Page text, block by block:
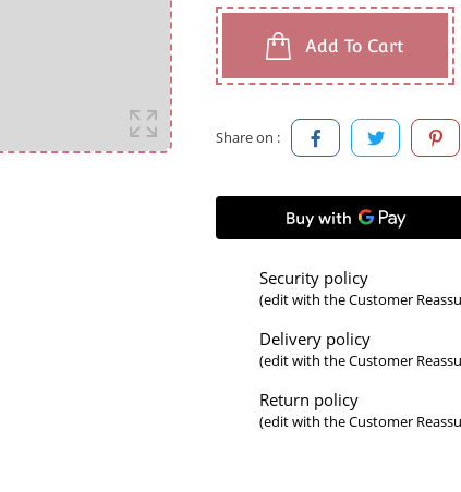
Add To Cart
Share on :
Security policy
(edit with the Customer
Delivery policy
(edit with the Customer
Return policy
(edit with the Customer